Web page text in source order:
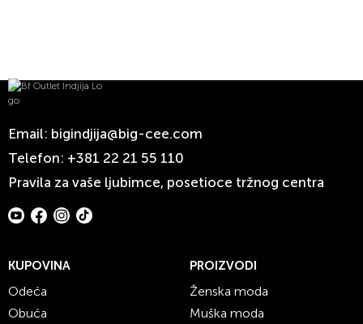
Email: bigindjija@big-cee.com
Telefon: +381 22 21 55 110
Pravila za vaše ljubimce, posetioce tržnog centra
KUPOVINA
Odeća
Obuća
PROIZVODI
Ženska moda
Muška moda